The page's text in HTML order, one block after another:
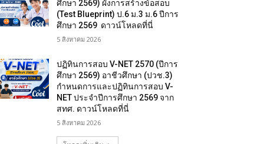
ศึกษา 2569) ผังการสร้างข้อสอบ
(Test Blueprint) ป.6 ม.3 ม.6 ปีการ
ศึกษา 2569 ดาวน์โหลดที่นี่
5 สิงหาคม 2026
ปฏิทินการสอบ V-NET 2570 (ปีการ
ศึกษา 2569) อาชีวศึกษา (ปวช.3)
กำหนดการและปฏิทินการสอบ V-
NET ประจำปีการศึกษา 2569 จาก
สทศ. ดาวน์โหลดที่นี่
5 สิงหาคม 2026